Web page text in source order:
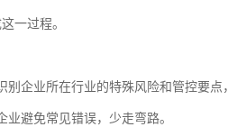
一过程。
别企业所在行业的特殊风险和管控要
避免常见错误，少走弯路。